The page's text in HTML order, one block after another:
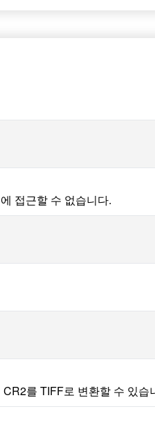
접근할 수 없습니다.
를 TIFF로 변환할 수 있습